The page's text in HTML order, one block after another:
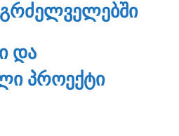
ᲓᲐ
ᲞᲠᲝᲔᲥᲢᲘ